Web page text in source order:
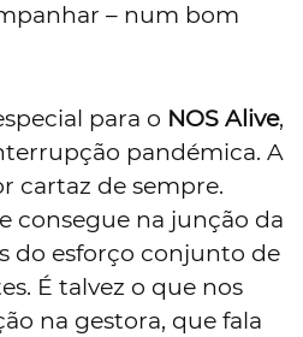
– num bom
para o NOS Alive,
pandémica. A
cartaz de sempre.
consegue na junção da
do esforço conjunto de
É talvez o que nos
na gestora, que fala